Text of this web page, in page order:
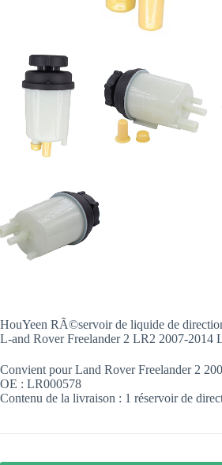
HouYeen RÃ©servoir de liquide de
L-and Rover Freelander 2 LR2 2007-2014
Convient pour Land Rover Freelander 2
OE : LR000578
Contenu de la livraison : 1 réservoir de